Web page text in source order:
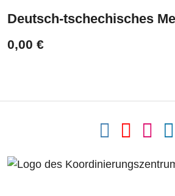
Deutsch-tschechisches
0,00 €